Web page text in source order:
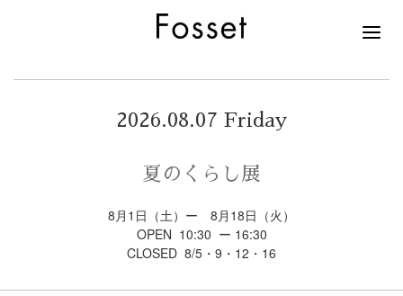
2026.08.07 Friday
夏のくらし展
8月1日（土）ー 8月18日（火）
OPEN 10:30 ー 16:30
CLOSED 8/5・9・12・16